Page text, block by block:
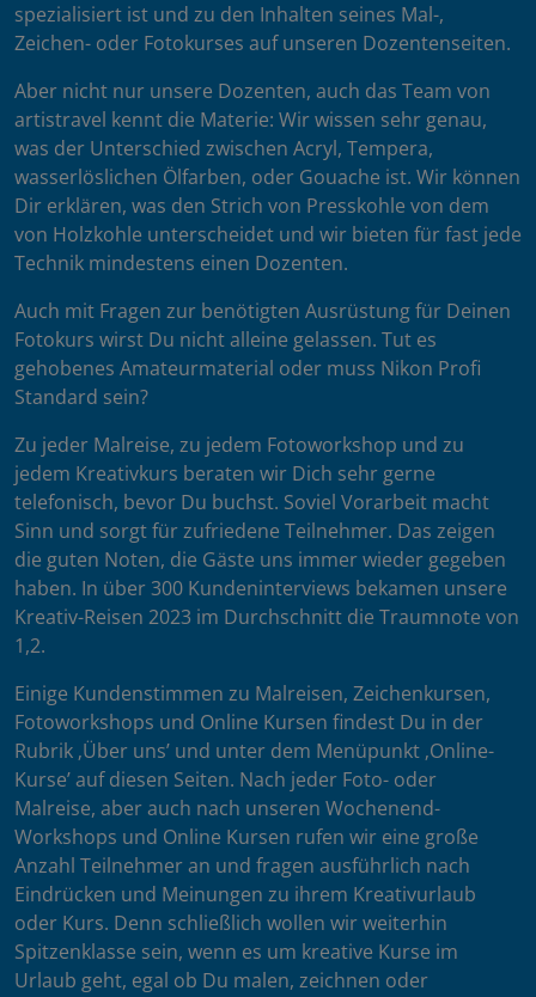
spezialisiert ist und zu den Inhalten seines Mal-,
Zeichen- oder Fotokurses auf unseren Dozentenseiten.
Aber nicht nur unsere Dozenten, auch das Team von
artistravel kennt die Materie: Wir wissen sehr genau,
was der Unterschied zwischen Acryl, Tempera,
wasserlöslichen Ölfarben, oder Gouache ist. Wir können
Dir erklären, was den Strich von Presskohle von dem
von Holzkohle unterscheidet und wir bieten für fast jede
Technik mindestens einen Dozenten.
Auch mit Fragen zur benötigten Ausrüstung für Deinen
Fotokurs wirst Du nicht alleine gelassen. Tut es
gehobenes Amateurmaterial oder muss Nikon Profi
Standard sein?
Zu jeder Malreise, zu jedem Fotoworkshop und zu
jedem Kreativkurs beraten wir Dich sehr gerne
telefonisch, bevor Du buchst. Soviel Vorarbeit macht
Sinn und sorgt für zufriedene Teilnehmer. Das zeigen
die guten Noten, die Gäste uns immer wieder gegeben
haben. In über 300 Kundeninterviews bekamen unsere
Kreativ-Reisen 2023 im Durchschnitt die Traumnote von
1,2.
Einige Kundenstimmen zu Malreisen, Zeichenkursen,
Fotoworkshops und Online Kursen findest Du in der
Rubrik ‚Über uns’ und unter dem Menüpunkt ‚Online-
Kurse’ auf diesen Seiten. Nach jeder Foto- oder
Malreise, aber auch nach unseren Wochenend-
Workshops und Online Kursen rufen wir eine große
Anzahl Teilnehmer an und fragen ausführlich nach
Eindrücken und Meinungen zu ihrem Kreativurlaub
oder Kurs. Denn schließlich wollen wir weiterhin
Spitzenklasse sein, wenn es um kreative Kurse im
Urlaub geht, egal ob Du malen, zeichnen oder